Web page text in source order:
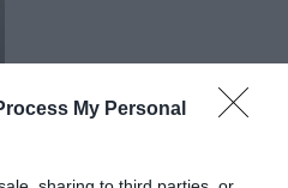
My Personal